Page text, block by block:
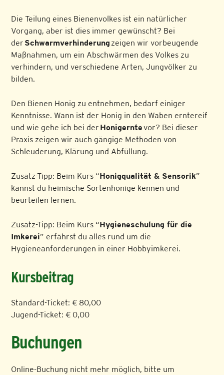
Die Teilung eines Bienenvolkes ist ein natürlicher
Vorgang, aber ist dies immer gewünscht? Bei
der Schwarmverhinderungzeigen wir vorbeugende
Maßnahmen, um ein Abschwärmen des Volkes zu
verhindern, und verschiedene Arten, Jungvölker zu
bilden.
Den Bienen Honig zu entnehmen, bedarf einiger
Kenntnisse. Wann ist der Honig in den Waben erntereif
und wie gehe ich bei der Honigerntevor? Bei dieser
Praxis zeigen wir auch gängige Methoden von
Schleuderung, Klärung und Abfüllung.
Zusatz-Tipp: Beim Kurs “Honigqualität & Sensorik”
kannst du heimische Sortenhonige kennen und
beurteilen lernen.
Zusatz-Tipp: Beim Kurs “Hygieneschulung für die
Imkerei” erfährst du alles rund um die
Hygieneanforderungen in einer Hobbyimkerei.
Kursbeitrag
Standard-Ticket: € 80,00
Jugend-Ticket: € 0,00
Buchungen
Online-Buchung nicht mehr möglich, bitte um